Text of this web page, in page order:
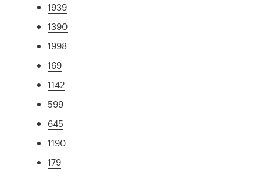
1939
1390
1998
169
1142
599
645
1190
179